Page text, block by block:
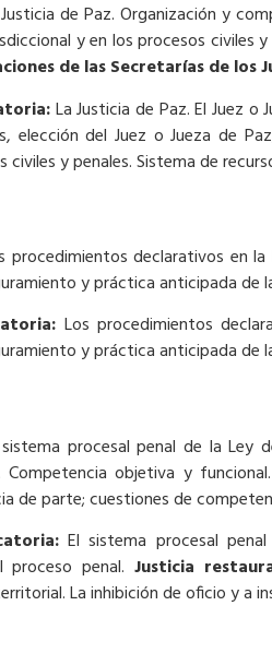
de Paz. Organización y
y en los procesos civiles
de las Secretarías de los
La Justicia de Paz. El Juez o
elección del Juez o Jueza de
y penales. Sistema de
procedimientos declarativos en la
y práctica anticipada de
Los procedimientos
y práctica anticipada de
procesal penal de la Ley
Competencia objetiva y
de parte; cuestiones de
El sistema procesal
proceso penal. Justicia
La inhibición de oficio y a